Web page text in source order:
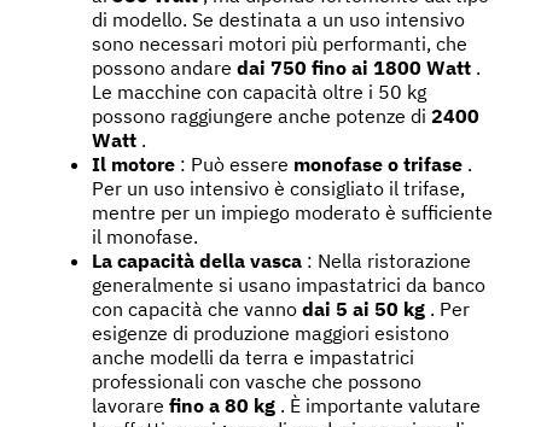
di modello. Se destinata a un uso intensivo
sono necessari motori più performanti, che
possono andare dai 750 fino ai 1800 Watt .
Le macchine con capacità oltre i 50 kg
possono raggiungere anche potenze di 2400
Watt .
Il motore : Può essere monofase o trifase .
Per un uso intensivo è consigliato il trifase,
mentre per un impiego moderato è sufficiente
il monofase.
La capacità della vasca : Nella ristorazione
generalmente si usano impastatrici da banco
con capacità che vanno dai 5 ai 50 kg . Per
esigenze di produzione maggiori esistono
anche modelli da terra e impastatrici
professionali con vasche che possono
lavorare fino a 80 kg . È importante valutare